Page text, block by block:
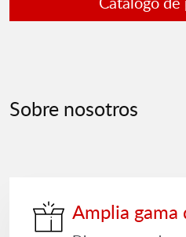
Sobre nosotros
Amplia